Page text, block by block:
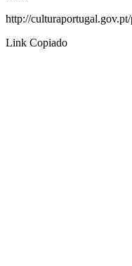
http://
Link Copiado